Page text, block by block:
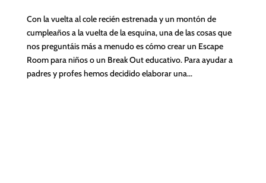
Con la vuelta al cole recién estrenada y un montón de
cumpleaños a la vuelta de la esquina, una de las cosas que
nos preguntáis más a menudo es cómo crear un Escape
Room para niños o un Break Out educativo. Para ayudar a
padres y profes hemos decidido elaborar una...